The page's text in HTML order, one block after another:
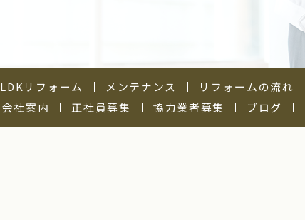
LDKリフォーム メンテナンス リフォームの流れ
会社案内
正社員募集 協力業者募集 ブログ